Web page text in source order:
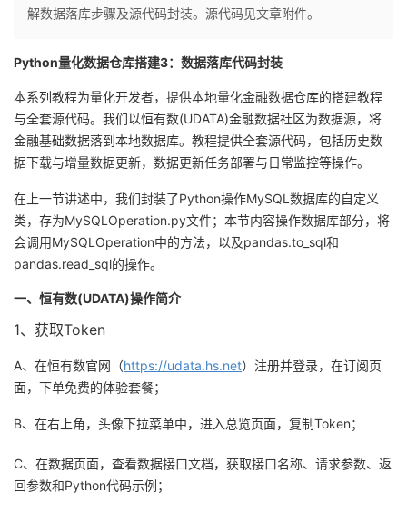
人
主
页
我
的
开
发
者
我
博
客
的
论
我
的
我
播
活
的
我
解数据落库步骤及源代码封装。源代码见文章附件。
Python量化数据仓库搭建3：数据落库代码封装
本系列教程为量化开发者，提供本地量化金融数据仓库的搭建教程
与全套源代码。我们以恒有数(UDATA)金融数据社区为数据源，将
金融基础数据落到本地数据库。教程提供全套源代码，包括历史数
据下载与增量数据更新，数据更新任务部署与日常监控等操作。
在上一节讲述中，我们封装了Python操作MySQL数据库的自定义
类，存为MySQLOperation.py文件；本节内容操作数据库部分，将
会调用MySQLOperation中的方法，以及pandas.to_sql和
pandas.read_sql的操作。
一、恒有数(UDATA)操作简介
1、获取Token
A、在恒有数官网（https://udata.hs.net）注册并登录，在订阅页
面，下单免费的体验套餐；
B、在右上角，头像下拉菜单中，进入总览页面，复制Token；
C、在数据页面，查看数据接口文档，获取接口名称、请求参数、返
回参数和Python代码示例；